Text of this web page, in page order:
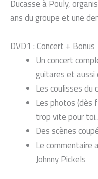
Ducasse à Pouly,
ans du groupe et une
DVD1 : Concert + Bonus
Un concert
guitares et
Les coulisses du
Les photos (dès
trop vite pour
Des scènes
Le commentaire
Johnny Pickels